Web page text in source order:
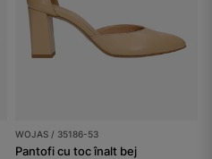
WOJAS / 35186-53
Pantofi cu toc înalt bej